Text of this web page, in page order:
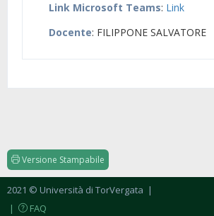
Link Microsoft Teams: Link
Docente: FILIPPONE SALVATORE
Versione Stampabile
2021 © Università di TorVergata
|
FAQ
|